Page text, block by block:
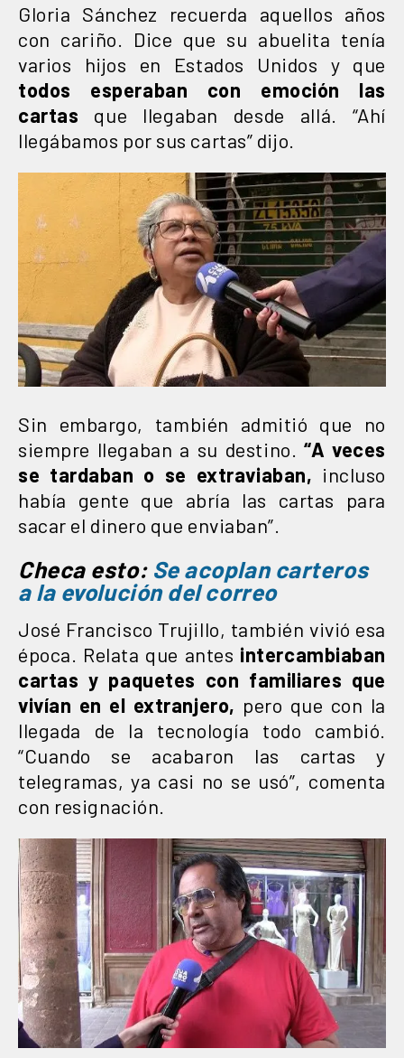
Gloria Sánchez recuerda aquellos años
con cariño. Dice que su abuelita tenía
varios hijos en Estados Unidos y que
todos esperaban con emoción las
cartas que llegaban desde allá. “Ahí
llegábamos por sus cartas” dijo.
Sin embargo, también admitió que no
siempre llegaban a su destino.“A veces
se tardaban o se extraviaban, incluso
había gente que abría las cartas para
sacar el dinero que enviaban”.
Checa esto: Se acoplan carteros
a la evolución del correo
José Francisco Trujillo, también vivió esa
época. Relata que antes intercambiaban
cartas y paquetes con familiares que
vivían en el extranjero, pero que con la
llegada de la tecnología todo cambió.
“Cuando se acabaron las cartas y
telegramas, ya casi no se usó”, comenta
con resignación.